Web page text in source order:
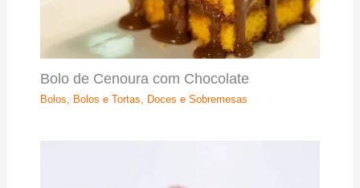
Bolo de Cenoura com Chocolate
Bolos Bolos e Tortas Doces e Sobremesas